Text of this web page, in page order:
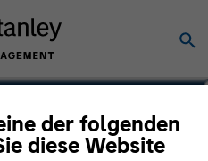
der folgenden
diese Website
Global